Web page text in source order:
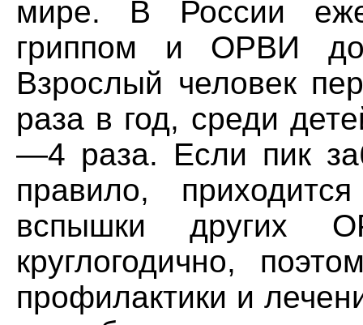
мире. В России
гриппом и ОРВИ
Взрослый человек
раза в год, среди
—4 раза. Если пик
правило,
вспышки других
круглогодично,
профилактики и